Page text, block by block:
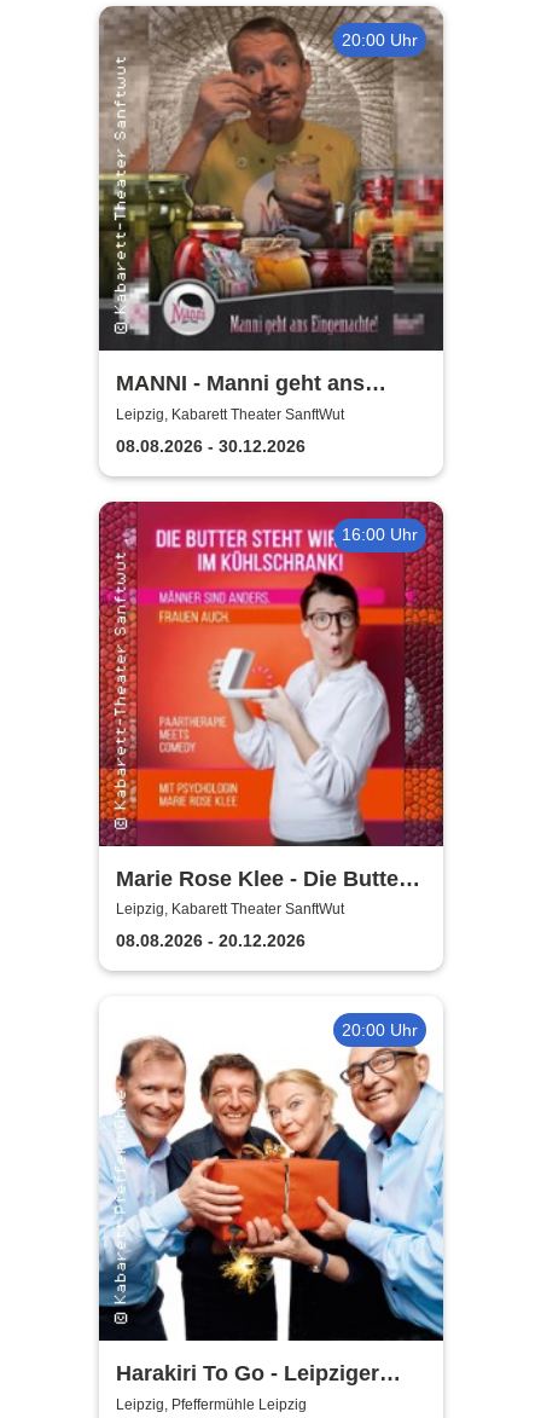
20:00 Uhr
MANNI - Manni geht ans
Eingemachte
Leipzig, Kabarett Theater SanftWut
08.08.2026 - 30.12.2026
16:00 Uhr
Marie Rose Klee - Die Butter
steht wirklich im
Kühlschrank!
Leipzig, Kabarett Theater SanftWut
08.08.2026 - 20.12.2026
20:00 Uhr
Harakiri To Go - Leipziger
Pfeffermühle
Leipzig, Pfeffermühle Leipzig